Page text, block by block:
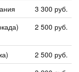
3 300 руб.
2 500 руб.
2 500 руб.